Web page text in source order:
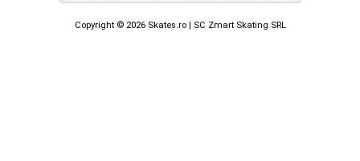
Copyright © 2026 Skates.ro | SC Zmart Skating SRL